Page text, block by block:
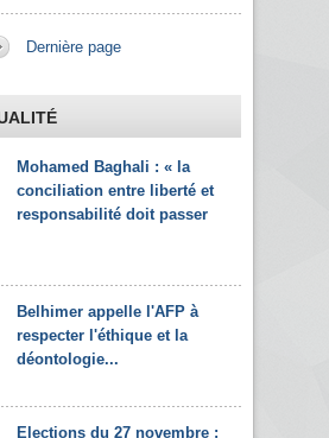
Dernière page
Mohamed Baghali : « la
conciliation entre liberté et
responsabilité doit passer
Belhimer appelle l'AFP à
respecter l'éthique et la
déontologie...
Elections du 27 novembre :